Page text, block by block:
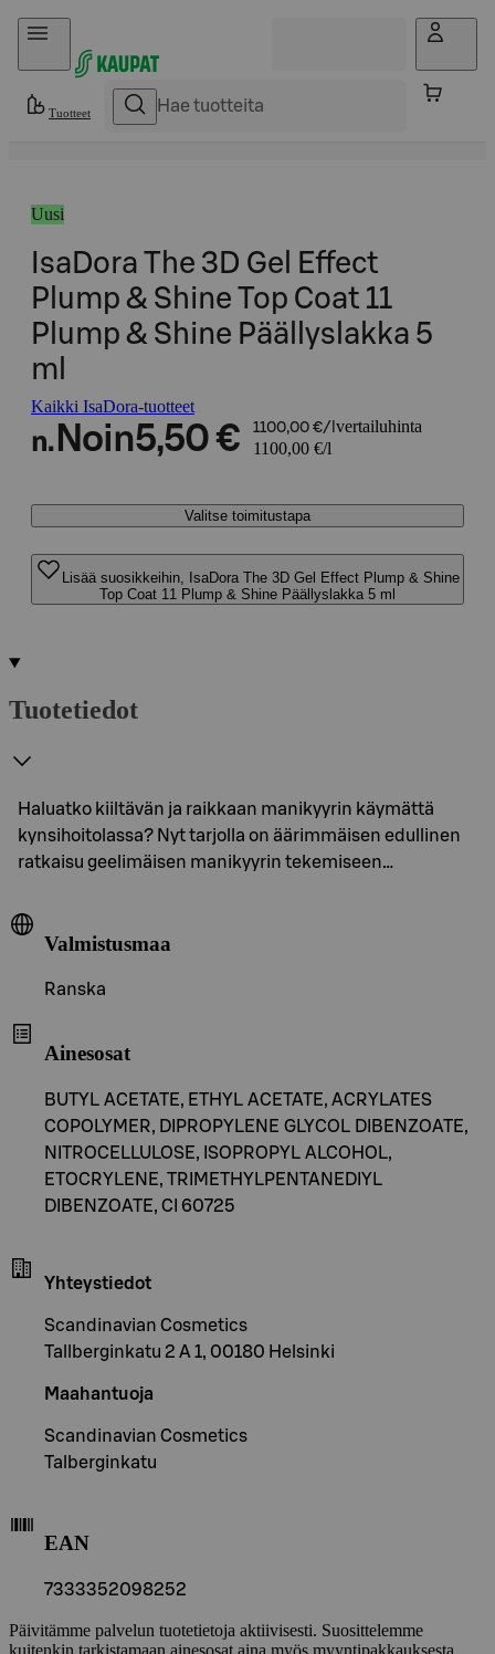
Hyppää sisältöön
Tuotteet
Uusi
IsaDora The 3D Gel Effect
Plump & Shine Top Coat 11
Plump & Shine Päällyslakka 5
ml
Kaikki IsaDora-tuotteet
n. Noin5,50 € 1100,00 €/l vertailuhinta
1100,00 €/l
Valitse toimitustapa
Lisää suosikkeihin, IsaDora The 3D Gel Effect Plump & Shine
Top Coat 11 Plump & Shine Päällyslakka 5 ml
Tuotetiedot
Haluatko kiiltävän ja raikkaan manikyyrin käymättä
kynsihoitolassa? Nyt tarjolla on äärimmäisen edullinen
ratkaisu geelimäisen manikyyrin tekemiseen…
Valmistusmaa
Ranska
Ainesosat
BUTYL ACETATE, ETHYL ACETATE, ACRYLATES
COPOLYMER, DIPROPYLENE GLYCOL DIBENZOATE,
NITROCELLULOSE, ISOPROPYL ALCOHOL,
ETOCRYLENE, TRIMETHYLPENTANEDIYL
DIBENZOATE, CI 60725
Yhteystiedot
Scandinavian Cosmetics
Tallberginkatu 2 A 1, 00180 Helsinki
Maahantuoja
Scandinavian Cosmetics
Talberginkatu
EAN
7333352098252
Päivitämme palvelun tuotetietoja aktiivisesti. Suosittelemme